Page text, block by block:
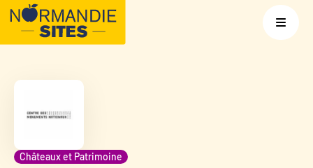
Châteaux et Patrimoine